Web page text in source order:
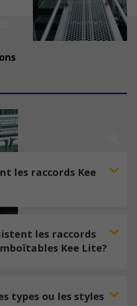
les raccords Kee
les raccords
Kee Lite?
types ou les styles